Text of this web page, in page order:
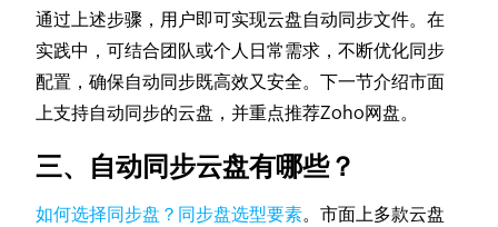
通过上述步骤，用户即可实现云盘自动同步文件。在
实践中，可结合团队或个人日常需求，不断优化同步
配置，确保自动同步既高效又安全。下一节介绍市面
上支持自动同步的云盘，并重点推荐Zoho网盘。
三、自动同步云盘有哪些？
如何选择同步盘？同步盘选型要素。市面上多款云盘